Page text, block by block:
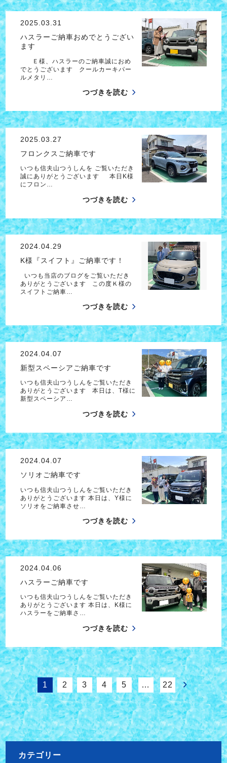
2025.03.31
ハスラーご納車おめでとうござい
ます
Ｅ様、ハスラーのご納車誠におめ
でとうございます クールカーキパー
ルメタリ…
つづきを読む
2025.03.27
フロンクスご納車です
いつも信夫山つうしんを ご覧いただき
誠にありがとうございます 本日K様
にフロン…
つづきを読む
2024.04.29
K様『スイフト』ご納車です！
いつも当店のブログをご覧いただき
ありがとうございます この度Ｋ様の
スイフトご納車…
つづきを読む
2024.04.07
新型スペーシアご納車です
いつも信夫山つうしんをご覧いただき
ありがとうございます 本日は、T様に
新型スペーシア…
つづきを読む
2024.04.07
ソリオご納車です
いつも信夫山つうしんをご覧いただき
ありがとうございます 本日は、Y様に
ソリオをご納車させ…
つづきを読む
2024.04.06
ハスラーご納車です
いつも信夫山つうしんをご覧いただき
ありがとうございます 本日は、K様に
ハスラーをご納車さ…
つづきを読む
1 2 3 4 5 … 22
カテゴリー